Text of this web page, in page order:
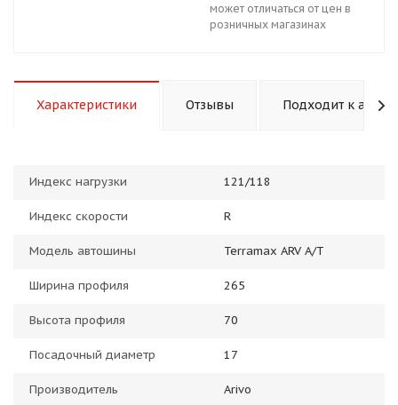
может отличаться от цен в
розничных магазинах
Характеристики Отзывы Подходит к авто
Индекс нагрузки 121/118
Индекс скорости R
Модель автошины Terramax ARV A/T
Ширина профиля 265
Высота профиля 70
Посадочный диаметр 17
Производитель Arivo